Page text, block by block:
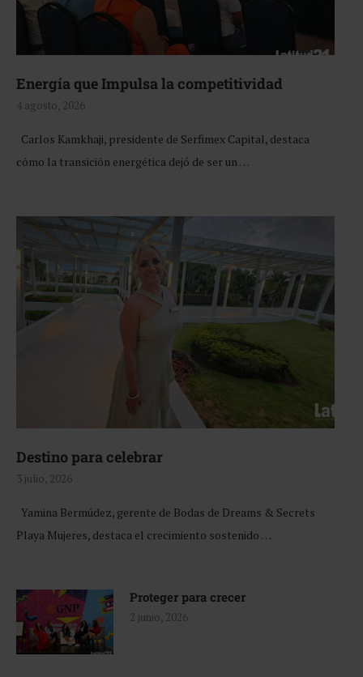
Energía que Impulsa la competitividad
4 agosto, 2026
Carlos Kamkhaji, presidente de Serfimex Capital, destaca
cómo la transición energética dejó de ser un …
Destino para celebrar
3 julio, 2026
Yamina Bermúdez, gerente de Bodas de Dreams & Secrets
Playa Mujeres, destaca el crecimiento sostenido …
Proteger para crecer
2 junio, 2026